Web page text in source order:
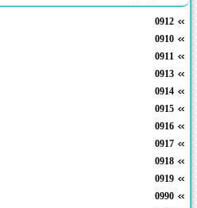
0912
0910
0911
0913
0914
0915
0916
0917
0918
0919
0990